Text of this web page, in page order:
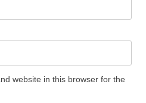
website in this browser for the